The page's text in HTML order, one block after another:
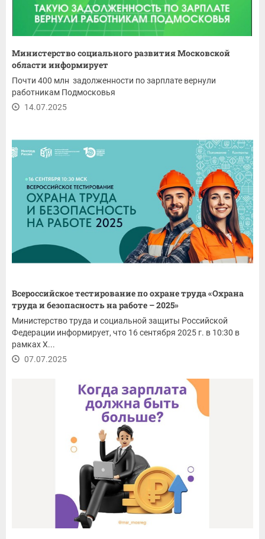
Министерство социального развития Московской
области информирует
Почти 400 млн задолженности по зарплате вернули
работникам Подмосковья
14.07.2025
Всероссийское тестирование по охране труда «Охрана
труда и безопасность на работе – 2025»
Министерство труда и социальной защиты Российской
Федерации информирует, что 16 сентября 2025 г. в 10:30 в
рамках X...
07.07.2025